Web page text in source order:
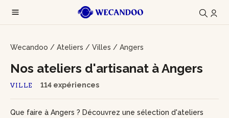
Wecandoo / Ateliers / Villes / Angers
VILLE 114 expériences
Nos ateliers d'artisanat à Angers
Que faire à Angers ? Découvrez une sélection d'ateliers